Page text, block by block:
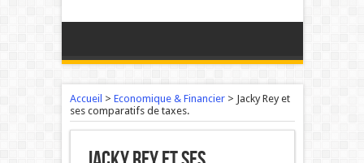
Accueil > Economique & Financier> Jacky Rey et
ses comparatifs de taxes.